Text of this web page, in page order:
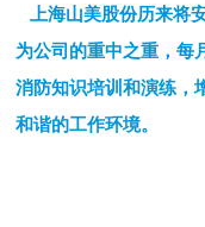
上海山美股份历来将
为公司的重中之重，每
消防知识培训和演练，
和谐的工作环境。